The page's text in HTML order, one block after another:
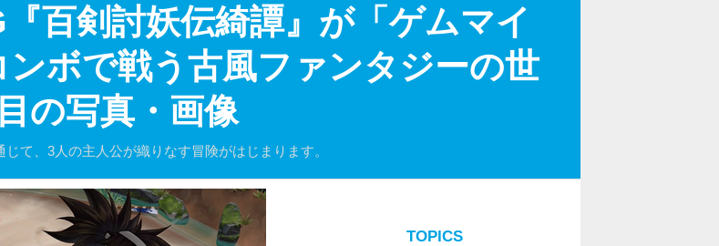
百剣討妖伝綺譚』が「ゲムマイ
ンボで戦う古風ファンタジーの世
の写真・画像
て、3人の主人公が織りなす冒険がはじまります。
TOPICS